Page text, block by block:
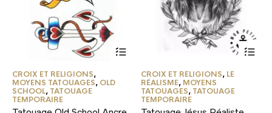
CROIX ET RELIGIONS,
MOYENS TATOUAGES, OLD
SCHOOL, TATOUAGE
TEMPORAIRE
CROIX ET RELIGIONS, LE
RÉALISME, MOYENS
TATOUAGES, TATOUAGE
TEMPORAIRE